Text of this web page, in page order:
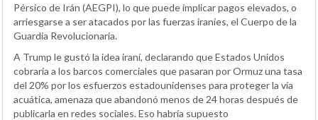
Pérsico de Irán (AEGPI), lo que puede implicar pagos elevados, o
arriesgarse a ser atacados por las fuerzas iraníes, el Cuerpo de la
Guardia Revolucionaria.
A Trump le gustó la idea iraní, declarando que Estados Unidos
cobraría a los barcos comerciales que pasaran por Ormuz una tasa
del 20% por los esfuerzos estadounidenses para proteger la vía
acuática, amenaza que abandonó menos de 24 horas después de
publicarla en redes sociales. Eso habría supuesto